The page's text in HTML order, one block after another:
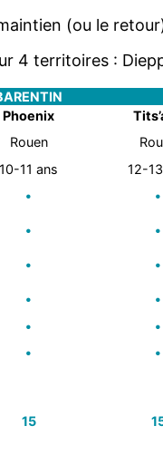
(ou le
4 territoires :
Phoenix
Rouen
10-11 ans 12-
• •
• •
• •
• •
• •
• •
15